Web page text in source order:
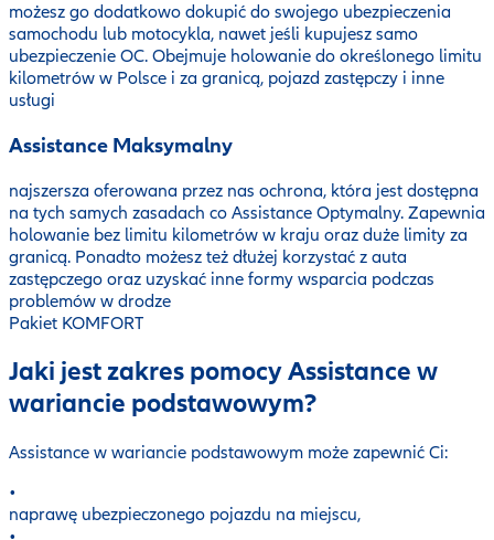
możesz go dodatkowo dokupić do swojego ubezpieczenia
samochodu lub motocykla, nawet jeśli kupujesz samo
ubezpieczenie OC. Obejmuje holowanie do określonego limitu
kilometrów w Polsce i za granicą, pojazd zastępczy i inne
usługi
Assistance Maksymalny
najszersza oferowana przez nas ochrona, która jest dostępna
na tych samych zasadach co Assistance Optymalny. Zapewnia
holowanie bez limitu kilometrów w kraju oraz duże limity za
granicą. Ponadto możesz też dłużej korzystać z auta
zastępczego oraz uzyskać inne formy wsparcia podczas
problemów w drodze
Pakiet KOMFORT
Jaki jest zakres pomocy Assistance w
wariancie podstawowym?
Assistance w wariancie podstawowym może zapewnić Ci:
•
naprawę ubezpieczonego pojazdu na miejscu,